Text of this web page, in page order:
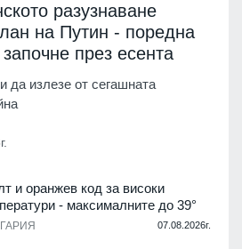
разузнаване
на Путин - поредна
през есента
да излезе от сегашната
и оранжев код за високи
- максималните до 39°
07.08.2026г.